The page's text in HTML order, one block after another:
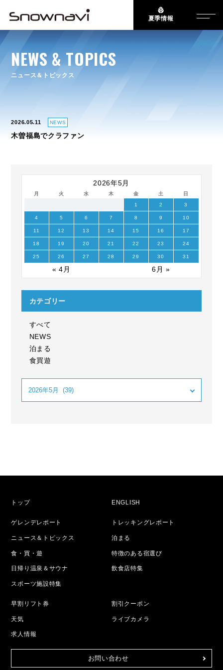
夏季情報
NEWS & TOPICS
ニュース＆トピックス
2026.05.11 NEWS
木曽福島でクラファン
2026年5月
月 火 水 木 金 土 日
« 4月 6月 »
1 2 3
4 5 6 7 8 9 10
11 12 13 14 15 16 17
18 19 20 21 22 23 24
25 26 27 28 29 30 31
カテゴリー
すべて
NEWS
泊まる
食買遊
トップ ENGLISH
ゲレンデレポート トレッキングレポート
ニュース＆トピックス 泊まる
食・買・遊 特徴のある宿選び
日帰り温泉＆サウナ 飲食店特集
スポーツ施設特集
早割リフト券 割引クーポン
天気 ライブカメラ
求人情報
お問い合わせ